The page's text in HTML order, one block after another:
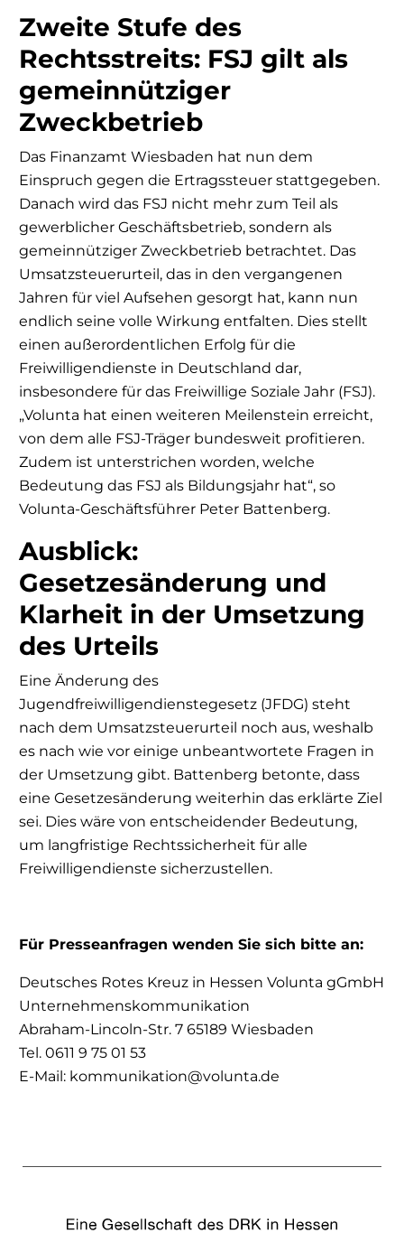
Zweite Stufe des
Rechtsstreits: FSJ gilt als
gemeinnütziger
Zweckbetrieb
Das Finanzamt Wiesbaden hat nun dem
Einspruch gegen die Ertragssteuer stattgegeben.
Danach wird das FSJ nicht mehr zum Teil als
gewerblicher Geschäftsbetrieb, sondern als
gemeinnütziger Zweckbetrieb betrachtet. Das
Umsatzsteuerurteil, das in den vergangenen
Jahren für viel Aufsehen gesorgt hat, kann nun
endlich seine volle Wirkung entfalten. Dies stellt
einen außerordentlichen Erfolg für die
Freiwilligendienste in Deutschland dar,
insbesondere für das Freiwillige Soziale Jahr (FSJ).
„Volunta hat einen weiteren Meilenstein erreicht,
von dem alle FSJ-Träger bundesweit profitieren.
Zudem ist unterstrichen worden, welche
Bedeutung das FSJ als Bildungsjahr hat“, so
Volunta-Geschäftsführer Peter Battenberg.
Ausblick:
Gesetzesänderung und
Klarheit in der Umsetzung
des Urteils
Eine Änderung des
Jugendfreiwilligendienstegesetz (JFDG) steht
nach dem Umsatzsteuerurteil noch aus, weshalb
es nach wie vor einige unbeantwortete Fragen in
der Umsetzung gibt. Battenberg betonte, dass
eine Gesetzesänderung weiterhin das erklärte Ziel
sei. Dies wäre von entscheidender Bedeutung,
um langfristige Rechtssicherheit für alle
Freiwilligendienste sicherzustellen.
Für Presseanfragen wenden Sie sich bitte an:
Deutsches Rotes Kreuz in Hessen Volunta gGmbH
Unternehmenskommunikation
Abraham-Lincoln-Str. 7 65189 Wiesbaden
Tel. 0611 9 75 01 53
E-Mail: kommunikation@volunta.de